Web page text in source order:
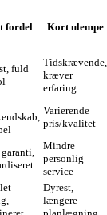
fordel Kort ulempe
fuld
Tidskrævende,
kræver
erfaring
Varierende
pris/kvalitet
Mindre
personlig
service
Dyrest,
længere